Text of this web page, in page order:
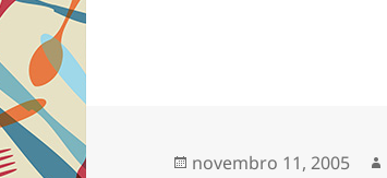
Publicado
novembro 11, 2005